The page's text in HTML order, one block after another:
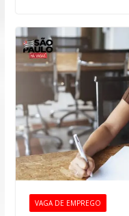
VAGA DE EMPREGO